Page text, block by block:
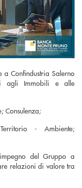
a Confindustria Salerno
agli Immobili e alle
Consulenza;
- Ambiente;
del Gruppo a
relazioni di valore tra